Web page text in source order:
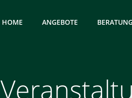
HOME ANGEBOTE BERATUNG